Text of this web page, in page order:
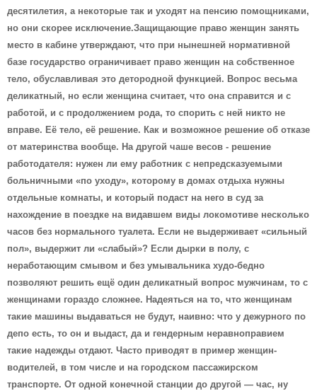
десятилетия, а некоторые так и уходят на пенсию помощниками,
но они скорее исключение.Защищающие право женщин занять
место в кабине утверждают, что при нынешней нормативной
базе государство ограничивает право женщин на собственное
тело, обуславливая это детородной функцией. Вопрос весьма
деликатный, но если женщина считает, что она справится и с
работой, и с продолжением рода, то спорить с ней никто не
вправе. Её тело, её решение. Как и возможное решение об отказе
от материнства вообще. На другой чаше весов - решение
работодателя: нужен ли ему работник с непредсказуемыми
больничными «по уходу», которому в домах отдыха нужны
отдельные комнаты, и который подаст на него в суд за
нахождение в поездке на видавшем виды локомотиве несколько
часов без нормального туалета. Если не выдерживает «сильный
пол», выдержит ли «слабый»? Если дырки в полу, с
неработающим смывом и без умывальника худо-бедно
позволяют решить ещё один деликатный вопрос мужчинам, то с
женщинами гораздо сложнее. Надеяться на то, что женщинам
такие машины выдаваться не будут, наивно: что у дежурного по
депо есть, то он и выдаст, да и гендерным неравноправием
такие надежды отдают. Часто приводят в пример женщин-
водителей, в том числе и на городском пассажирском
транспорте. От одной конечной станции до другой — час, ну